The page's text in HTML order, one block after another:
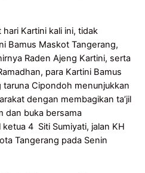
Kartini kali ini, tidak
Bamus Maskot Tangerang,
Raden Ajeng Kartini, serta
para Kartini Bamus
Cipondoh menunjukkan
dengan membagikan ta’jil
dan buka bersama
4 Siti Sumiyati, jalan KH
Tangerang pada Senin